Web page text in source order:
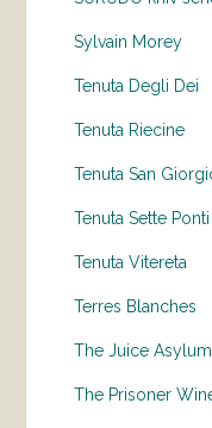
Sylvain Morey
Tenuta Degli Dei
Tenuta Riecine
Tenuta San
Tenuta Sette Ponti
Tenuta Vitereta
Terres Blanches
The Juice Asylum
The Prisoner